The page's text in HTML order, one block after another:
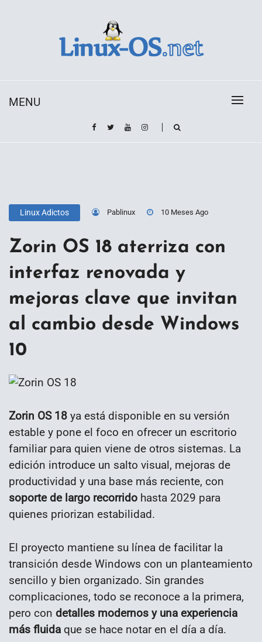
MENU
Linux Adictos Pablinux 10 Meses Ago
Zorin OS 18 aterriza con
interfaz renovada y
mejoras clave que invitan
al cambio desde Windows
10
Zorin OS 18 ya está disponible en su versión
estable y pone el foco en ofrecer un escritorio
familiar para quien viene de otros sistemas. La
edición introduce un salto visual, mejoras de
productividad y una base más reciente, con
soporte de largo recorrido hasta 2029 para
quienes priorizan estabilidad.
El proyecto mantiene su línea de facilitar la
transición desde Windows con un planteamiento
sencillo y bien organizado. Sin grandes
complicaciones, todo se reconoce a la primera,
pero con detalles modernos y una experiencia
más fluida que se hace notar en el día a día.